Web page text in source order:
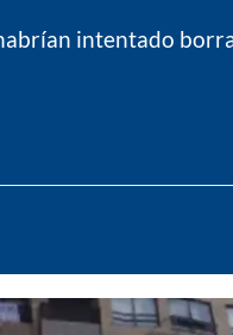
intentado